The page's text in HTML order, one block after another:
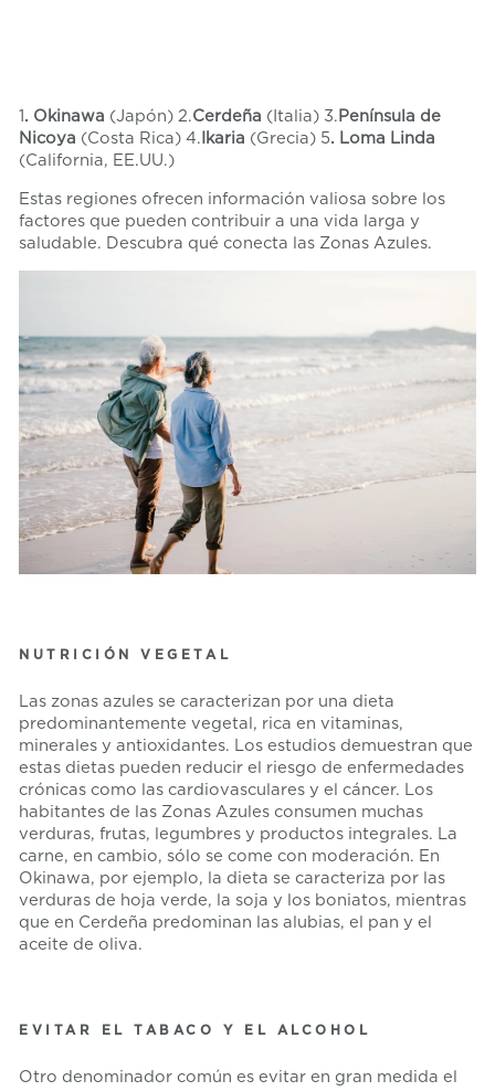
1. Okinawa (Japón) 2.Cerdeña (Italia) 3.Península de
Nicoya (Costa Rica) 4.Ikaria (Grecia) 5. Loma Linda
(California, EE.UU.)
Estas regiones ofrecen información valiosa sobre los
factores que pueden contribuir a una vida larga y
saludable. Descubra qué conecta las Zonas Azules.
NUTRICIÓN VEGETAL
Las zonas azules se caracterizan por una dieta
predominantemente vegetal, rica en vitaminas,
minerales y antioxidantes. Los estudios demuestran que
estas dietas pueden reducir el riesgo de enfermedades
crónicas como las cardiovasculares y el cáncer. Los
habitantes de las Zonas Azules consumen muchas
verduras, frutas, legumbres y productos integrales. La
carne, en cambio, sólo se come con moderación. En
Okinawa, por ejemplo, la dieta se caracteriza por las
verduras de hoja verde, la soja y los boniatos, mientras
que en Cerdeña predominan las alubias, el pan y el
aceite de oliva.
EVITAR EL TABACO Y EL ALCOHOL
Otro denominador común es evitar en gran medida el